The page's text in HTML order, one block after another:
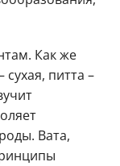
Как же
питта –
Вата,